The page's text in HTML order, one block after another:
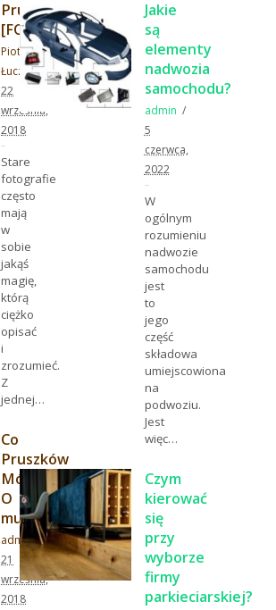
Pruszkowa
[FOTO]
Piotr
Łuczyński
22
września,
2018
Stare
fotografie
często
mają
w
sobie
jakąś
magię,
którą
ciężko
opisać
i
zrozumieć.
Z
jednej…
Co
Pruszków
Mówi?
O
muzeach..
admin
21
września,
2018
Jakie
są
elementy
nadwozia
samochodu?
admin
5
czerwca,
2022
W
ogólnym
rozumieniu
nadwozie
samochodu
jest
to
jego
część
składowa
umiejscowiona
na
podwoziu.
Jest
więc…
Czym
kierować
się
przy
wyborze
firmy
parkieciarskiej?